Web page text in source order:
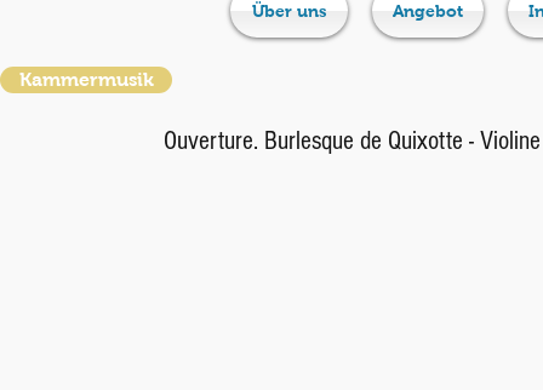
Über uns Angebot
Ouverture. Burlesque de Quixotte -
Kammermusik